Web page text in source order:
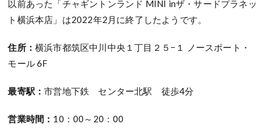
以前あった「チャギントンランド MINI inザ・サードプラネッ
ト横浜本店」は2022年2月に終了したようです。
住所：横浜市都筑区中川中央１丁目２５−１ ノースポート・
モール 6F
最寄駅：市営地下鉄 センター北駅 徒歩4分
営業時間： 10：00～20：00